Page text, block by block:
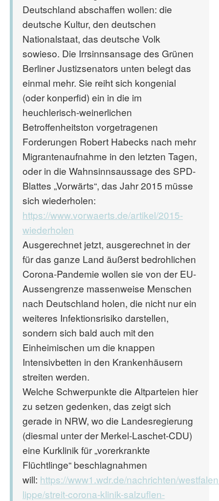
Deutschland abschaffen wollen: die
deutsche Kultur, den deutschen
Nationalstaat, das deutsche Volk
sowieso. Die Irrsinnsansage des Grünen
Berliner Justizsenators unten belegt das
einmal mehr. Sie reiht sich kongenial
(oder konperfid) ein in die im
heuchlerisch-weinerlichen
Betroffenheitston vorgetragenen
Forderungen Robert Habecks nach mehr
Migrantenaufnahme in den letzten Tagen,
oder in die Wahnsinnsaussage des SPD-
Blattes „Vorwärts“, das Jahr 2015 müsse
sich wiederholen:
https://www.vorwaerts.de/artikel/2015-
wiederholen
Ausgerechnet jetzt, ausgerechnet in der
für das ganze Land äußerst bedrohlichen
Corona-Pandemie wollen sie von der EU-
Aussengrenze massenweise Menschen
nach Deutschland holen, die nicht nur ein
weiteres Infektionsrisiko darstellen,
sondern sich bald auch mit den
Einheimischen um die knappen
Intensivbetten in den Krankenhäusern
streiten werden.
Welche Schwerpunkte die Altparteien hier
zu setzen gedenken, das zeigt sich
gerade in NRW, wo die Landesregierung
(diesmal unter der Merkel-Laschet-CDU)
eine Kurklinik für „vorerkrankte
Flüchtlinge“ beschlagnahmen
will: https://www1.wdr.de/nachrichten/
lippe/streit-corona-klinik-salzuflen-